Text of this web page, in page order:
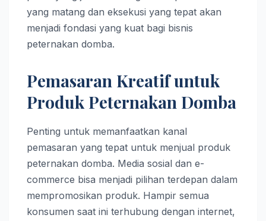
yang matang dan eksekusi yang tepat akan
menjadi fondasi yang kuat bagi bisnis
peternakan domba.
Pemasaran Kreatif untuk
Produk Peternakan Domba
Penting untuk memanfaatkan kanal
pemasaran yang tepat untuk menjual produk
peternakan domba. Media sosial dan e-
commerce bisa menjadi pilihan terdepan dalam
mempromosikan produk. Hampir semua
konsumen saat ini terhubung dengan internet,